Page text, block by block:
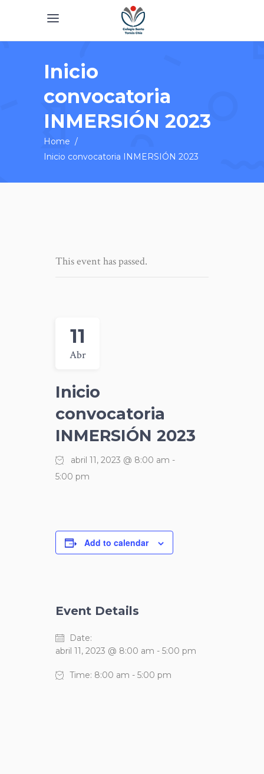
Inicio
convocatoria
INMERSIÓN 2023
Home /
Inicio convocatoria INMERSIÓN 2023
This event has passed.
11
Abr
Inicio
convocatoria
INMERSIÓN 2023
abril 11, 2023 @ 8:00 am -
5:00 pm
Add to calendar
Event Details
Date:
abril 11, 2023 @ 8:00 am - 5:00 pm
Time: 8:00 am - 5:00 pm